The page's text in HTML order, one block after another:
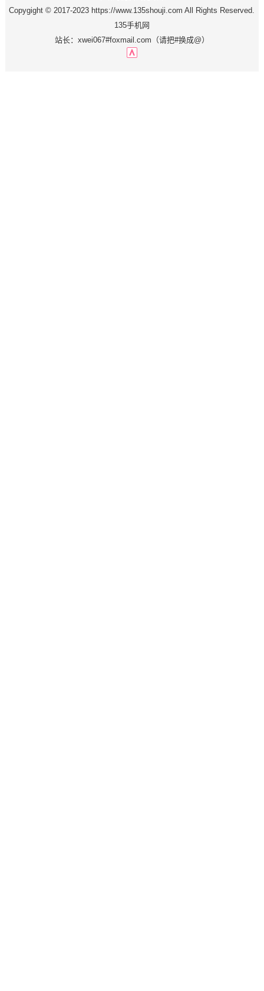
Copygight © 2017-2023 https://www.135shouji.com All Rights Reserved.
135手机网
站长：xwei067#foxmail.com（请把#换成@）